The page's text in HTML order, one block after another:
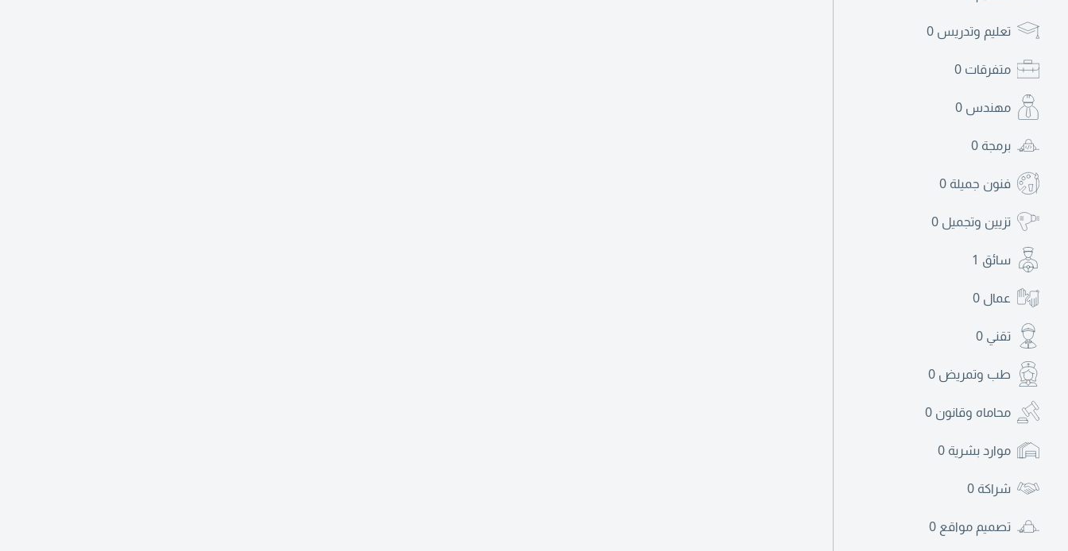
تعليم وتدريس 0
متفرقات 0
مهندس 0
برمجة 0
فنون جميلة 0
تزيين وتجميل 0
سائق 1
عمال 0
تقني 0
طب وتمريض 0
محاماه وقانون 0
موارد بشرية 0
شراكة 0
تصميم مواقع 0